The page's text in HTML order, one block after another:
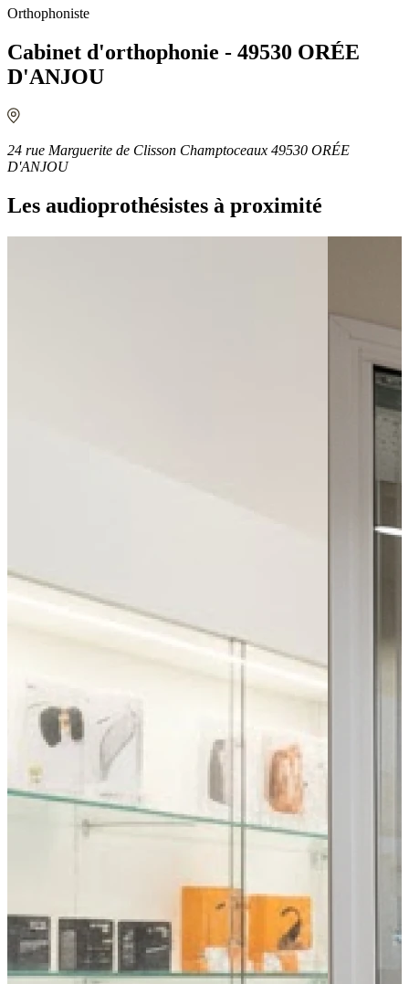
Orthophoniste
Cabinet d'orthophonie - 49530 ORÉE
D'ANJOU
24 rue Marguerite de Clisson Champtoceaux 49530 ORÉE
D'ANJOU
Les audioprothésistes à proximité